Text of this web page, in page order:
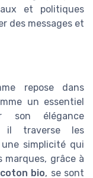
et politiques
des messages et
repose dans
un essentiel
son élégance
il traverse les
simplicité qui
marques, grâce à
coton bio, se sont